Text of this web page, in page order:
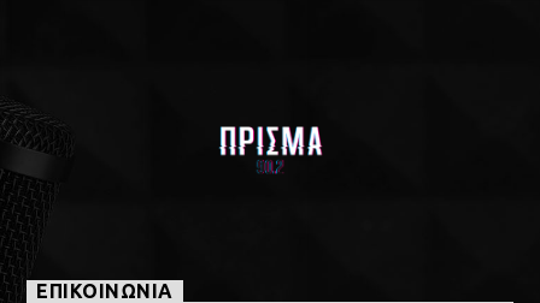
ΕΠΙΚΟΙΝΩΝΙΑ